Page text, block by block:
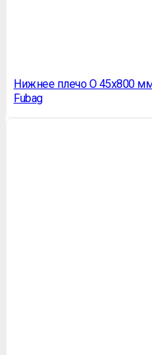
Нижнее плечо O 45х800
Fubag